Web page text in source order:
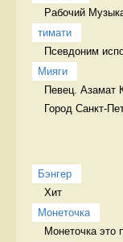
Рабочий
тимати
Псевдоним
Мияги
Певец. Азамат
Город Санкт-
Бэнгер
Хит
Монеточка
Монеточка это